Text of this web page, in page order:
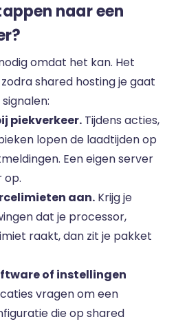
naar een
omdat het kan. Het
shared hosting je gaat
piekverkeer. Tijdens acties,
lopen de laadtijden op
Een eigen server
op.
aan. Krijg je
dat je processor,
raakt, dan zit je pakket
of instellingen
vragen om een
die op shared